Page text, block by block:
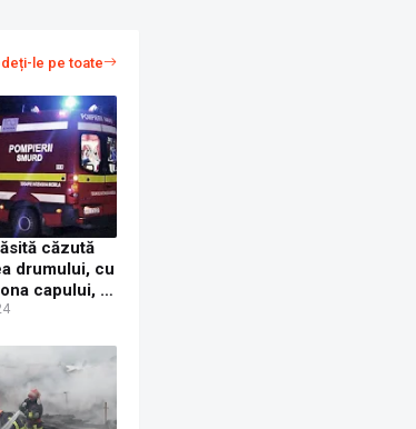
le pe toate
căzută
drumului, cu
capului, la